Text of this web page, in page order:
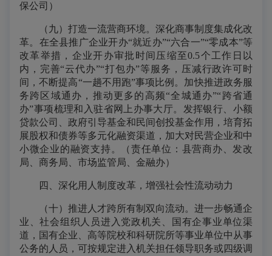
保公司）
（九）打造一流营商环境。深化商事制度集成化改
革。在全县推广企业开办“就近办”“六合一”“零成本”等
改革举措，企业开办审批时间压缩至0.5个工作日以
内，完善“云代办”“打包办”等服务，压减行政许可时
间，不断提高“一趟不用跑”事项比例。加快推进政务服
务跨区域通办，推动更多的高频“全城通办”“跨省通
办”事项梳理和入驻省网上办事大厅。发挥银行、小额
贷款公司、政府引导基金和民间创投基金作用，培育拓
展股权和债券等多元化融资渠道，加大对民营企业和中
小微企业的融资支持。（责任单位：县营商办、发改
局、商务局、市场监管局、金融办）
四、深化用人制度改革，增强社会性流动动力
（十）推进人才跨所有制双向流动。进一步畅通企
业、社会组织人员进入党政机关、国有企事业单位渠
道，国有企业、高等院校和科研院所等事业单位中从事
公务的人员，可按规定进入机关担任领导职务或四级调